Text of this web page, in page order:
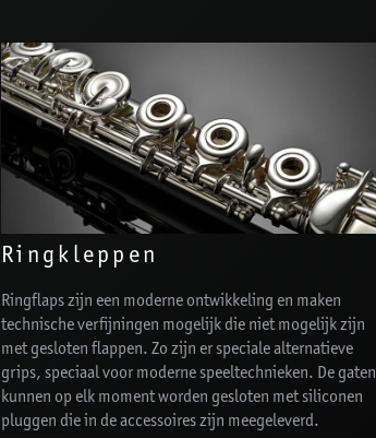
Ringkleppen
Ringflaps zijn een moderne ontwikkeling en maken
technische verfijningen mogelijk die niet mogelijk zijn
met gesloten flappen. Zo zijn er speciale alternatieve
grips, speciaal voor moderne speeltechnieken. De gaten
kunnen op elk moment worden gesloten met siliconen
pluggen die in de accessoires zijn meegeleverd.